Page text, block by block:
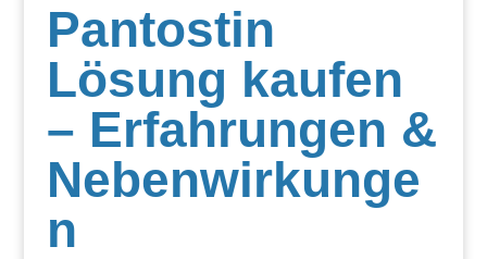
Pantostin
Lösung kaufen
– Erfahrungen &
Nebenwirkunge
n